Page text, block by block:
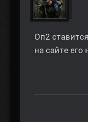
Оп2
на сайте